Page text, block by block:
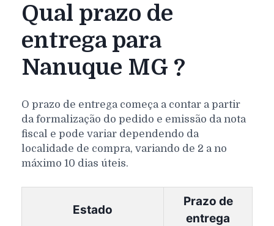
Qual prazo de
entrega para
Nanuque MG ?
O prazo de entrega começa a contar a partir
da formalização do pedido e emissão da nota
fiscal e pode variar dependendo da
localidade de compra, variando de 2 a no
máximo 10 dias úteis.
Estado
Prazo de
entrega